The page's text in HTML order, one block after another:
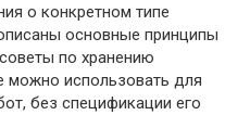
о конкретном типе
основные принципы
по хранению
можно использовать для
без спецификации его